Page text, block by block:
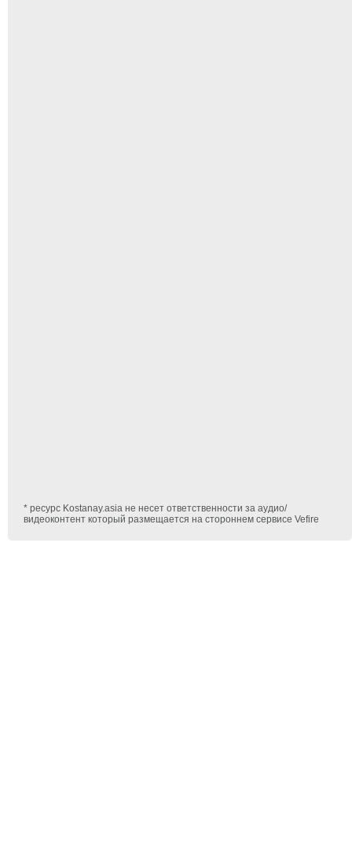
* ресурс Kostanay.asia не несет ответственности за аудио/
видеоконтент который размещается на стороннем сервисе Vefire